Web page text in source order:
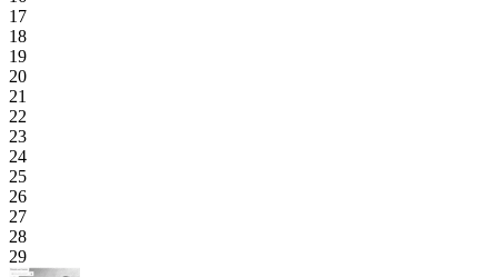
17
18
19
20
21
22
23
24
25
26
27
28
29